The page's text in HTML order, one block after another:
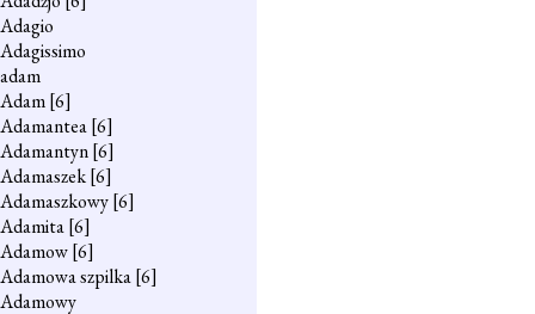
Adagio
Adagissimo
adam
Adam[6]
Adamantea[6]
Adamantyn[6]
Adamaszek[6]
Adamaszkowy[6]
Adamita[6]
Adamow[6]
Adamowa szpilka[6]
Adamowy